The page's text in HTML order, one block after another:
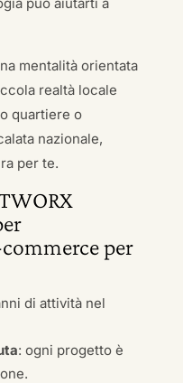
mentalità orientata
realtà locale
quartiere o
nazionale,
per te.
per
di attività nel
: ogni progetto è